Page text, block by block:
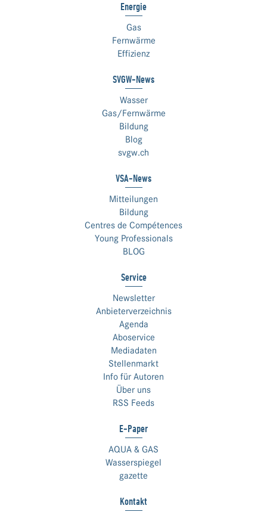
Energie
Gas
Fernwärme
Effizienz
SVGW-News
Wasser
Gas/Fernwärme
Bildung
Blog
svgw.ch
VSA-News
Mitteilungen
Bildung
Centres de Compétences
Young Professionals
BLOG
Service
Newsletter
Anbieterverzeichnis
Agenda
Aboservice
Mediadaten
Stellenmarkt
Info für Autoren
Über uns
RSS Feeds
E-Paper
AQUA & GAS
Wasserspiegel
gazette
Kontakt